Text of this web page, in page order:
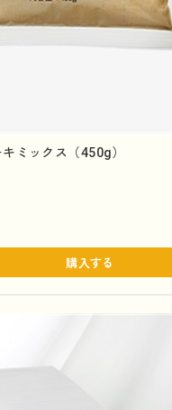
ミックス（450g）
購入する